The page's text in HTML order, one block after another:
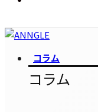
コラム
コラム